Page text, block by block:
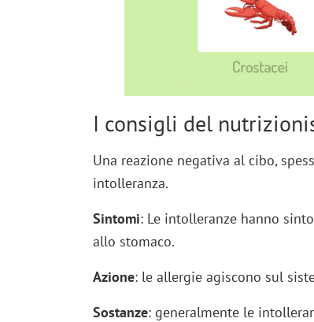
I consigli del
Una reazione negativa al cibo,
intolleranza.
Sintomi: Le intolleranze hanno
allo stomaco.
Azione: le allergie agiscono sul
Sostanze: generalmente le